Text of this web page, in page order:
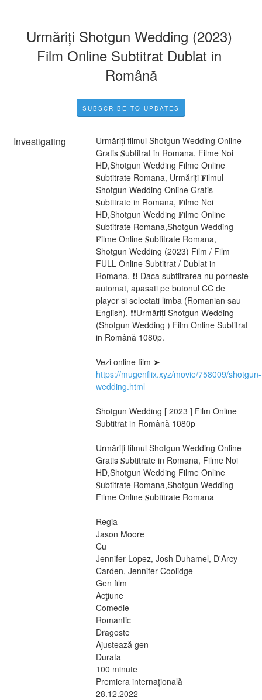
Urmăriți Shotgun Wedding (2023)
Film Online Subtitrat Dublat in
Română
SUBSCRIBE TO UPDATES
Investigating
Urmăriți filmul Shotgun Wedding Online
Gratis 𝐒ubtitrat in Romana, Filme Noi
HD,Shotgun Wedding Filme Online
𝐒ubtitrate Romana, Urmăriți 𝐅ilmul
Shotgun Wedding Online Gratis
𝐒ubtitrate in Romana, 𝐅ilme Noi
HD,Shotgun Wedding 𝐅ilme Online
𝐒ubtitrate Romana,Shotgun Wedding
𝐅ilme Online 𝐒ubtitrate Romana,
Shotgun Wedding (2023) Film / Film
FULL Online Subtitrat / Dublat in
Romana. ❗❗️️ Daca subtitrarea nu porneste
automat, apasati pe butonul CC de
player si selectati limba (Romanian sau
English). ❗❗️️Urmăriți Shotgun Wedding
(Shotgun Wedding ) Film Online Subtitrat
in Română 1080p.
https://mugenflix.xyz/movie/758009/shotgun-
wedding.html
Shotgun Wedding [ 2023 ] Film Online
Subtitrat in Română 1080p
Urmăriți filmul Shotgun Wedding Online
Gratis 𝐒ubtitrate in Romana, Filme Noi
HD,Shotgun Wedding Filme Online
𝐒ubtitrate Romana,Shotgun Wedding
Filme Online 𝐒ubtitrate Romana
Regia
Jason Moore
Cu
Jennifer Lopez, Josh Duhamel, D'Arcy
Carden, Jennifer Coolidge
Gen film
Acţiune
Comedie
Romantic
Dragoste
Ajustează gen
Durata
100 minute
Premiera internațională
28.12.2022